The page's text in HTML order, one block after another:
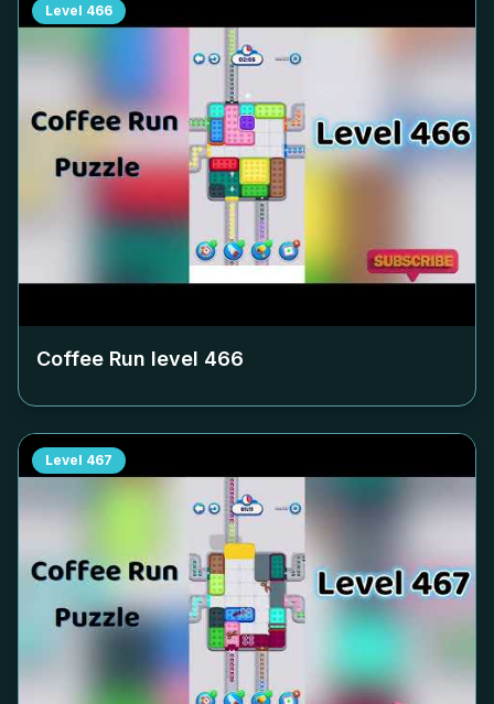
Level 466
Coffee Run level 466
Level 467